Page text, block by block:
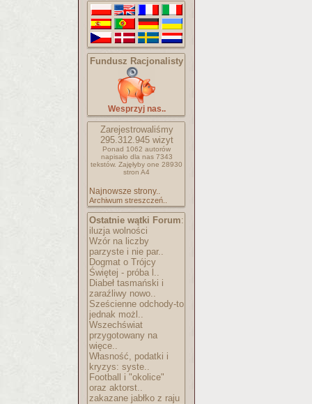
Fundusz Racjonalisty
Wesprzyj nas..
Zarejestrowaliśmy
295.312.945wizyt
Ponad 1062 autorów
napisało dla nas 7343
tekstów. Zajęłyby one 28930
stron A4
Najnowsze strony..
Archiwum streszczeń..
Ostatnie wątki Forum:
iluzja wolności
Wzór na liczby
parzyste i nie par..
Dogmat o Trójcy
Świętej - próba l..
Diabeł tasmański i
zaraźliwy nowo..
Sześcienne odchody-to
jednak możl..
Wszechświat
przygotowany na
więce..
Własność, podatki i
kryzys: syste..
Football i "okolice"
oraz aktorst..
zakazane jabłko z raju